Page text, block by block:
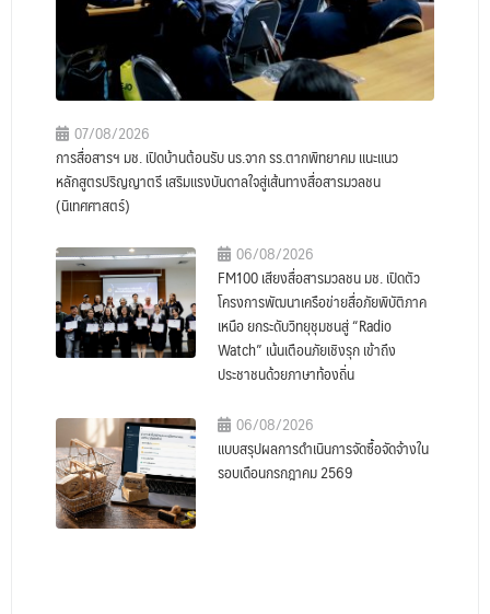
07/08/2026
การสื่อสารฯ มช. เปิดบ้านต้อนรับ นร.จาก รร.ตากพิทยาคม แนะแนว
หลักสูตรปริญญาตรี เสริมแรงบันดาลใจสู่เส้นทางสื่อสารมวลชน
(นิเทศศาสตร์)
06/08/2026
FM100 เสียงสื่อสารมวลชน มช. เปิดตัว
โครงการพัฒนาเครือข่ายสื่อภัยพิบัติภาค
เหนือ ยกระดับวิทยุชุมชนสู่ “Radio
Watch” เน้นเตือนภัยเชิงรุก เข้าถึง
ประชาชนด้วยภาษาท้องถิ่น
06/08/2026
แบบสรุปผลการดำเนินการจัดซื้อจัดจ้างใน
รอบเดือนกรกฎาคม 2569